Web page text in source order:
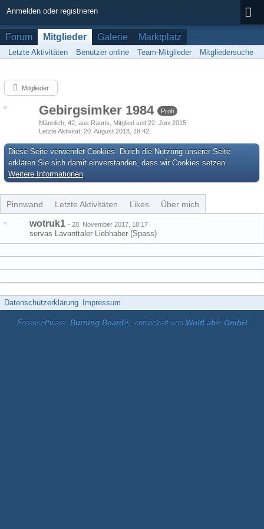
Anmelden oder registrieren
Forum Mitglieder Galerie Marktplatz
Letzte Aktivitäten Benutzer online Team-Mitglieder Mitgliedersuche
Mitglieder
Gebirgsimker 1984
Profi
Männlich 42 aus Rauris
Mitglied seit 22. Juni 2015
Letzte Aktivität 20. August 2018, 18:42
Diese Seite verwendet Cookies. Durch die Nutzung unserer Seite
erklären Sie sich damit einverstanden, dass wir Cookies setzen.
Weitere Informationen
Pinnwand Letzte Aktivitäten Likes Über mich
wotruk1 - 28. November 2017, 18:17
servas Lavanttaler Liebhaber (Spass)
Datenschutzerklärung Impressum
Forensoftware: Burning Board®, entwickelt von WoltLab® GmbH